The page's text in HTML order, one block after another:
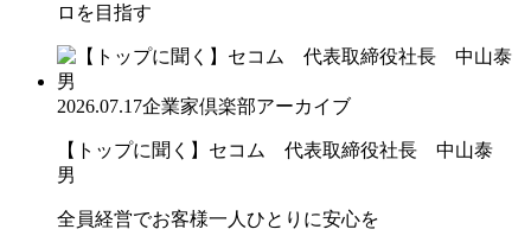
ロを目指す
2026.07.17企業家倶楽部アーカイブ
【トップに聞く】セコム 代表取締役社長 中山泰
男
全員経営でお客様一人ひとりに安心を